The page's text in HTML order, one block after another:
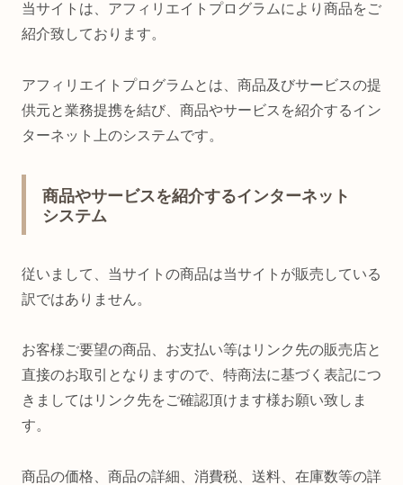
当サイトは、アフィリエイトプログラムにより商品をご
紹介致しております。
アフィリエイトプログラムとは、商品及びサービスの提
供元と業務提携を結び、商品やサービスを紹介するイン
ターネット上のシステムです。
商品やサービスを紹介するインターネット
システム
従いまして、当サイトの商品は当サイトが販売している
訳ではありません。
お客様ご要望の商品、お支払い等はリンク先の販売店と
直接のお取引となりますので、特商法に基づく表記につ
きましてはリンク先をご確認頂けます様お願い致しま
す。
商品の価格、商品の詳細、消費税、送料、在庫数等の詳